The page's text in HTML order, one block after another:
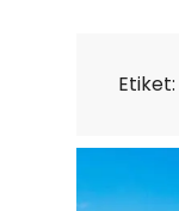
Etiket: